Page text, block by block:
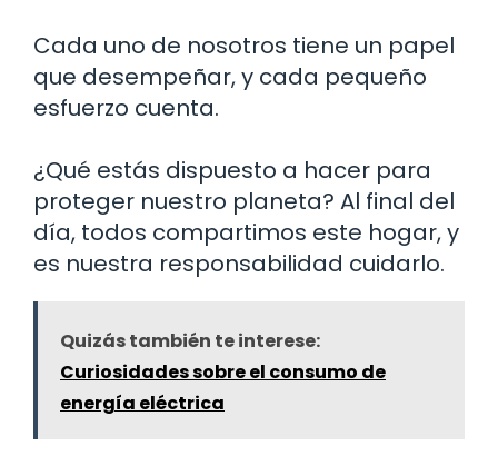
Cada uno de nosotros tiene un papel
que desempeñar, y cada pequeño
esfuerzo cuenta.
¿Qué estás dispuesto a hacer para
proteger nuestro planeta? Al final del
día, todos compartimos este hogar, y
es nuestra responsabilidad cuidarlo.
Quizás también te interese:
Curiosidades sobre el consumo de
energía eléctrica